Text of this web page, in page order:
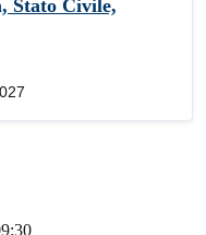
Stato Civile,